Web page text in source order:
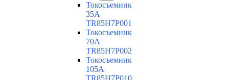
Токосъемник
35А
TR85H7P001
Токосъемник
70А
TR85H7P002
Токосъемник
105А